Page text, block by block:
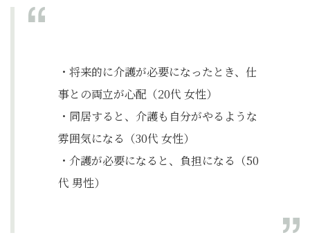
・将来的に介護が必要になったとき、仕
事との両立が心配（20代 女性）
・同居すると、介護も自分がやるような
雰囲気になる（30代 女性）
・介護が必要になると、負担になる（50
代 男性）